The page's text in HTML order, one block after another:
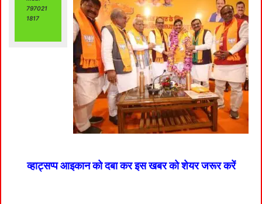
797021
1817
व्हाट्सप्प आइकान को दबा कर इस खबर को शेयर जरूर करें